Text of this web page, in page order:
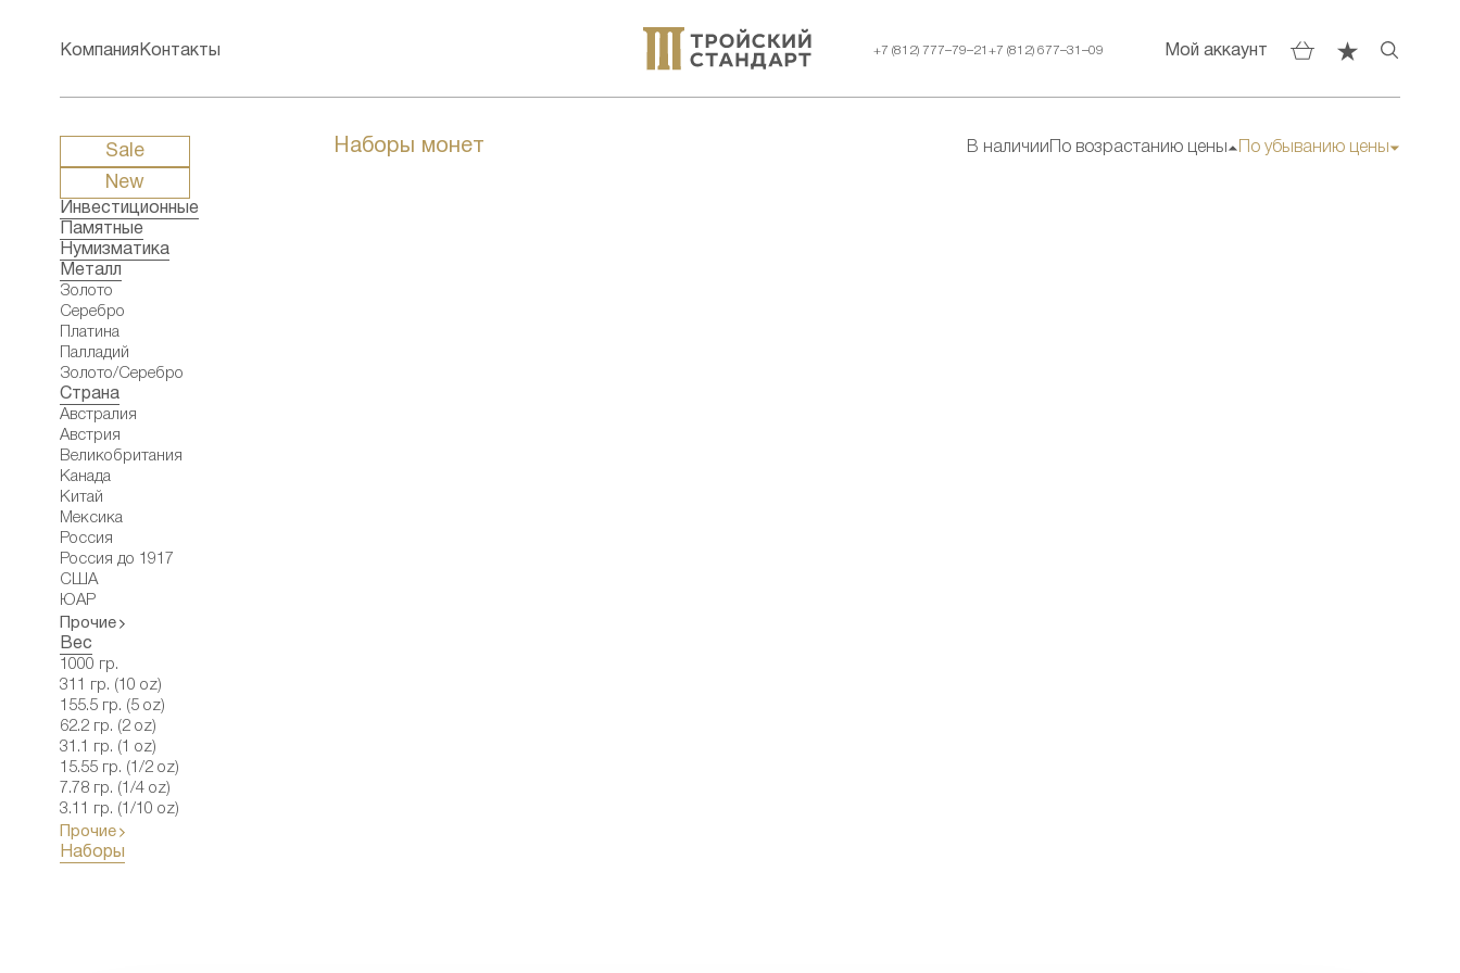
Компания Контакты +7 (812) 777–79–21+7 (812) 677–31–09 Мой аккаунт
Sale
New
Инвестиционные
Памятные
Нумизматика
Металл
Золото
Серебро
Платина
Палладий
Золото/Серебро
Страна
Австралия
Австрия
Великобритания
Канада
Китай
Мексика
Россия
Россия до 1917
США
ЮАР
Прочие
Вес
1000 гр.
311 гр. (10 oz)
155.5 гр. (5 oz)
62.2 гр. (2 oz)
31.1 гр. (1 oz)
15.55 гр. (1/2 oz)
7.78 гр. (1/4 oz)
3.11 гр. (1/10 oz)
Прочие
Наборы
Наборы монет В наличии По возрастанию цены По убыванию цены